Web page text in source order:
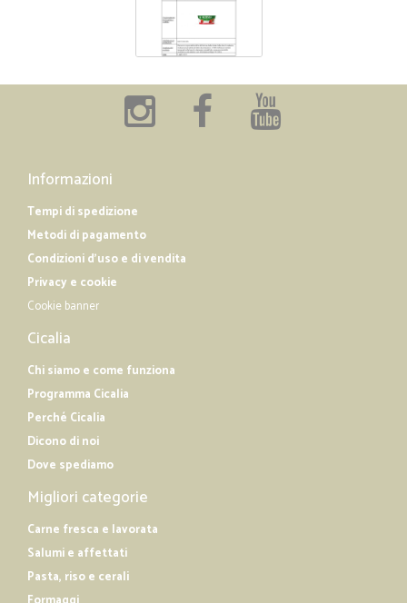
Informazioni
Tempi di spedizione
Metodi di pagamento
Condizioni d'uso e di vendita
Privacy e cookie
Cookie banner
Cicalia
Chi siamo e come funziona
Programma Cicalia
Perché Cicalia
Dicono di noi
Dove spediamo
Migliori categorie
Carne fresca e lavorata
Salumi e affettati
Pasta, riso e cerali